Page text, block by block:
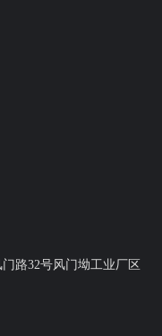
路32号风门坳工业厂区